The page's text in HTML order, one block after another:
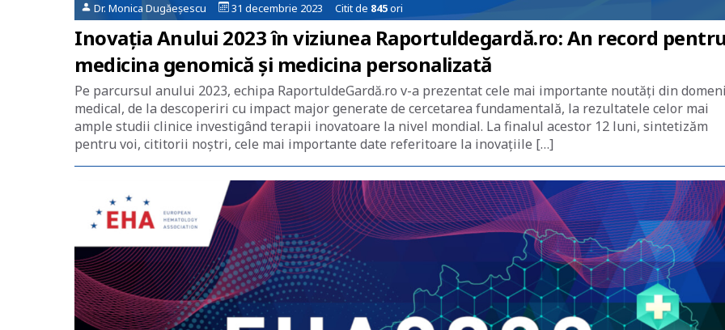
Dr. Monica Dugăeșescu 31 decembrie 2023 Citit de 845ori
Inovația Anului 2023 în viziunea Raportuldegardă.ro: An record
medicina genomică și medicina personalizată
Pe parcursul anului 2023, echipa RaportuldeGardă.ro v-a prezentat cele mai importante noutăţi din
medical, de la descoperiri cu impact major generate de cercetarea fundamentală, la rezultatele celor mai
ample studii clinice investigând terapii inovatoare la nivel mondial. La finalul acestor 12 luni, sintetizăm
pentru voi, cititorii noştri, cele mai importante date referitoare la inovaţiile […]